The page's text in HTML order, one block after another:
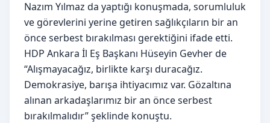
Nazım Yılmaz da yaptığı konuşmada, sorumluluk
ve görevlerini yerine getiren sağlıkçıların bir an
önce serbest bırakılması gerektiğini ifade etti.
HDP Ankara İl Eş Başkanı Hüseyin Gevher de
“Alışmayacağız, birlikte karşı duracağız.
Demokrasiye, barışa ihtiyacımız var. Gözaltına
alınan arkadaşlarımız bir an önce serbest
bırakılmalıdır” şeklinde konuştu.